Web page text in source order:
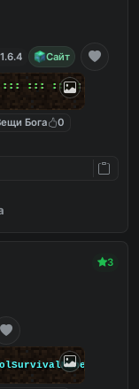
Сайт
::: ::: ::: :::
Бога
0
3